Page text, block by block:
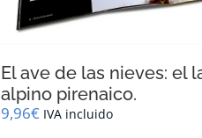
El ave de las nieves: el
alpino pirenaico.
9,96€ IVA incluido